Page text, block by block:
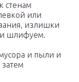
стенам
или
излишки
шлифуем.
и пыли и